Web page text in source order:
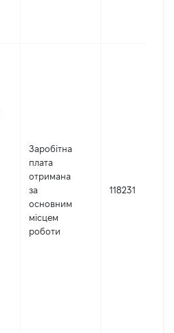
Заробітна
плата
отримана
за
основним
місцем
роботи
118231